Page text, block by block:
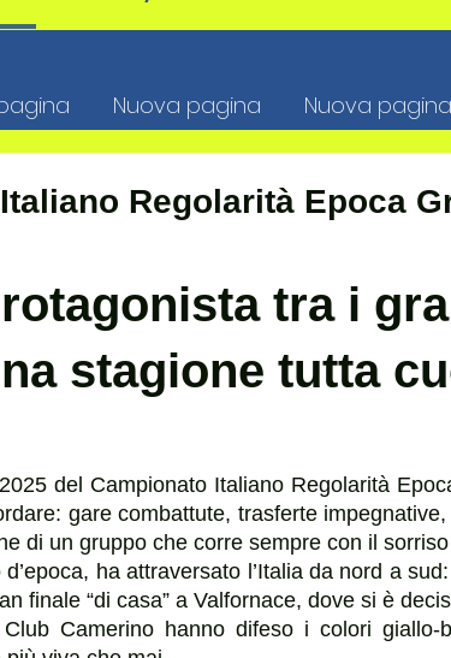
Nuova pagina Nuova pagina
Regolarità Epoca
tra i
stagione tutta
del Campionato Italiano Regolarità
gare combattute, trasferte
di un gruppo che corre sempre con il
ha attraversato l’Italia da nord a
finale “di casa” a Valfornace, dove si è
Camerino hanno difeso i colori giallo-